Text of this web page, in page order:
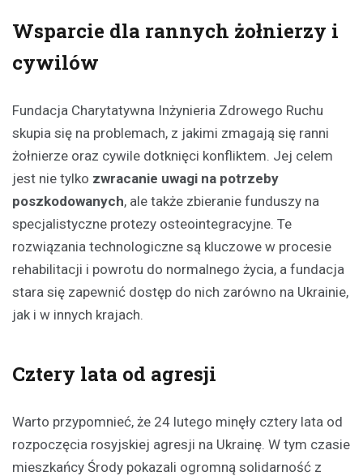
Wsparcie dla rannych żołnierzy i
cywilów
Fundacja Charytatywna Inżynieria Zdrowego Ruchu
skupia się na problemach, z jakimi zmagają się ranni
żołnierze oraz cywile dotknięci konfliktem. Jej celem
jest nie tylko zwracanie uwagi na potrzeby
poszkodowanych, ale także zbieranie funduszy na
specjalistyczne protezy osteointegracyjne. Te
rozwiązania technologiczne są kluczowe w procesie
rehabilitacji i powrotu do normalnego życia, a fundacja
stara się zapewnić dostęp do nich zarówno na Ukrainie,
jak i w innych krajach.
Cztery lata od agresji
Warto przypomnieć, że 24 lutego minęły cztery lata od
rozpoczęcia rosyjskiej agresji na Ukrainę. W tym czasie
mieszkańcy Środy pokazali ogromną solidarność z